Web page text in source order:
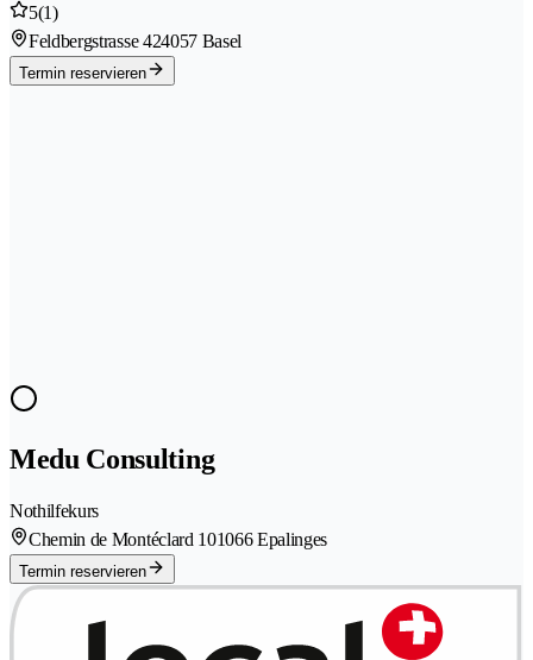
5(1)
Feldbergstrasse 424057 Basel
Termin reservieren
Medu Consulting
Nothilfekurs
Chemin de Montéclard 101066 Epalinges
Termin reservieren